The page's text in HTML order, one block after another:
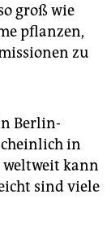
groß wie
pflanzen,
zu
Berlin-
in
weltweit kann
sind viele